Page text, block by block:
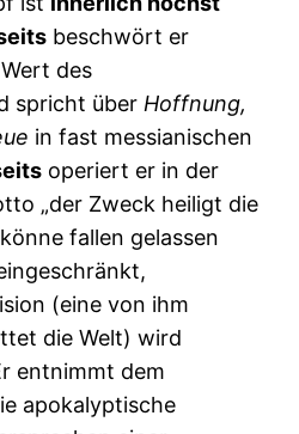
beschwört er
des
spricht überHoffnung,
in fast messianischen
operiert er in der
„der Zweck heiligt die
fallen gelassen
(eine von ihm
die Welt) wird
entnimmt dem
apokalyptische